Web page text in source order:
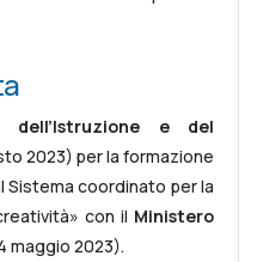
dell’Istruzione e del
2023) per la formazione
coordinato per la
con il Ministero
maggio 2023).